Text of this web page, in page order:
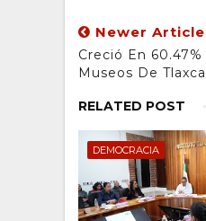
Newer Article
Creció En
Museos De
RELATED POST
DEMOCRACIA